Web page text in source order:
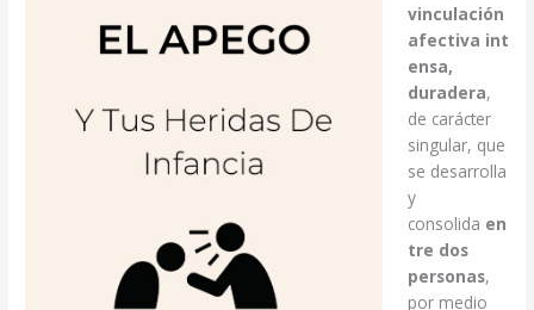
vinculación
afectiva int
ensa,
duradera,
de carácter
singular, que
se desarrolla
y
consolida en
tre dos
personas,
por medio